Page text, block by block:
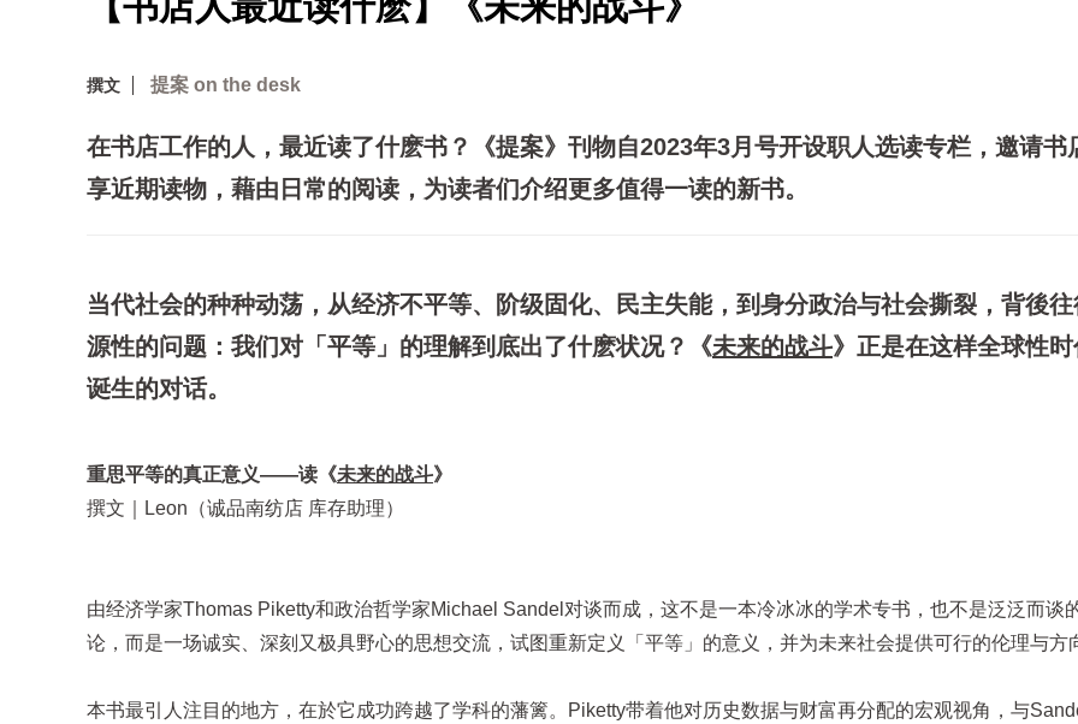
撰文 提案 on the desk
在书店工作的人，最近读了什麽书？《提案》刊物自2023年3月号开设职人选读专栏，邀请书
享近期读物，藉由日常的阅读，为读者们介绍更多值得一读的新书。
当代社会的种种动荡，从经济不平等、阶级固化、民主失能，到身分政治与社会撕裂，背後
源性的问题：我们对「平等」的理解到底出了什麽状况？
《未来的战斗》 正是在这样全球性
诞生的对话。
重思平等的真正意义——读 《未来的战斗》
撰文｜Leon（诚品南纺店 库存助理）
由经济学家Thomas Piketty和政治哲学家Michael Sandel对谈而成，这不是一本冷冰冰的学术专书，也不是泛泛而谈
论，而是一场诚实、深刻又极具野心的思想交流，试图重新定义「平等」的意义，并为未来社会提供可行的伦理与方
本书最引人注目的地方，在於它成功跨越了学科的藩篱。Piketty带着他对历史数据与财富再分配的宏观视角，与